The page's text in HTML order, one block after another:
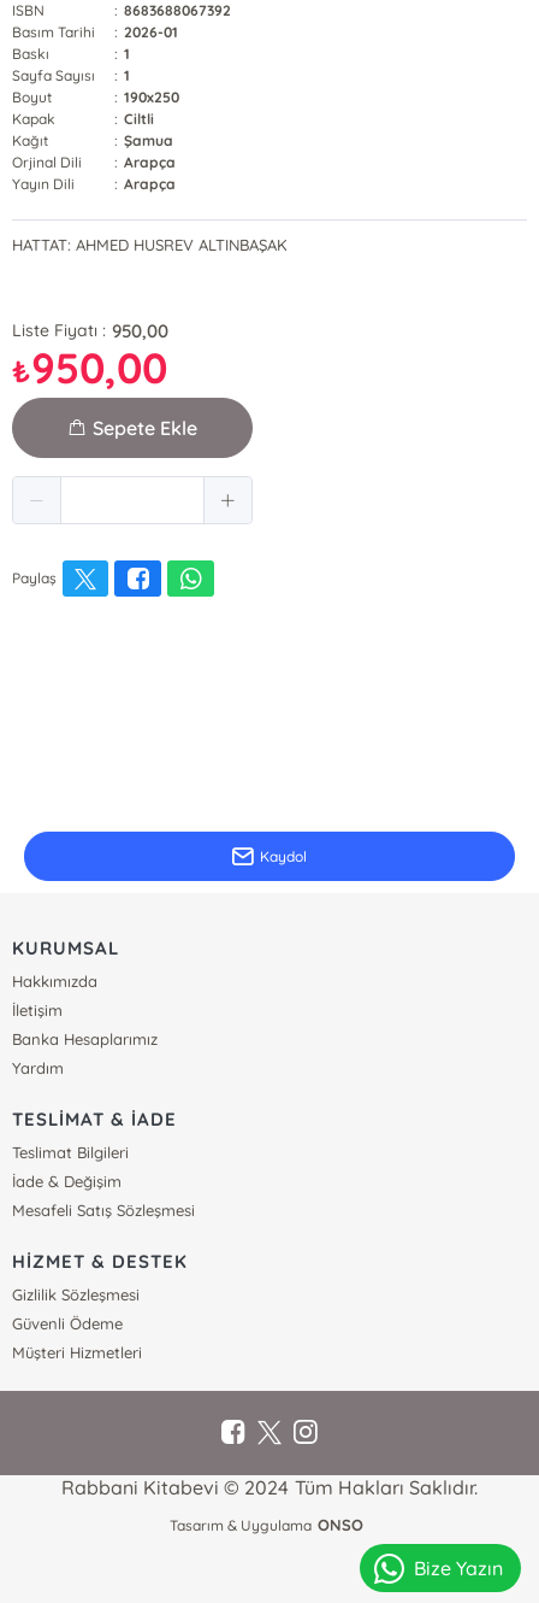
ISBN : 8683688067392
Basım Tarihi
: 2026-01
Baskı
: 1
Sayfa Sayısı
: 1
Boyut
: 190x250
Kapak
: Ciltli
Kağıt
: Şamua
Orjinal Dili
: Arapça
Yayın Dili
: Arapça
HATTAT: AHMED HUSREV ALTINBAŞAK
Liste Fiyatı : 950,00
₺950,00
Sepete Ekle
Paylaş
Kaydol
KURUMSAL
Hakkımızda
İletişim
Banka Hesaplarımız
Yardım
TESLİMAT & İADE
Teslimat Bilgileri
İade & Değişim
Mesafeli Satış Sözleşmesi
HİZMET & DESTEK
Gizlilik Sözleşmesi
Güvenli Ödeme
Müşteri Hizmetleri
Rabbani Kitabevi © 2024 Tüm Hakları Saklıdır.
Tasarım & Uygulama ONSO
Bize Yazın